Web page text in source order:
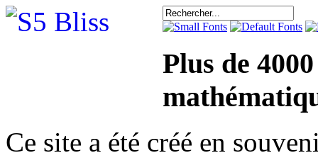
Plus de
Ce site a été créé en